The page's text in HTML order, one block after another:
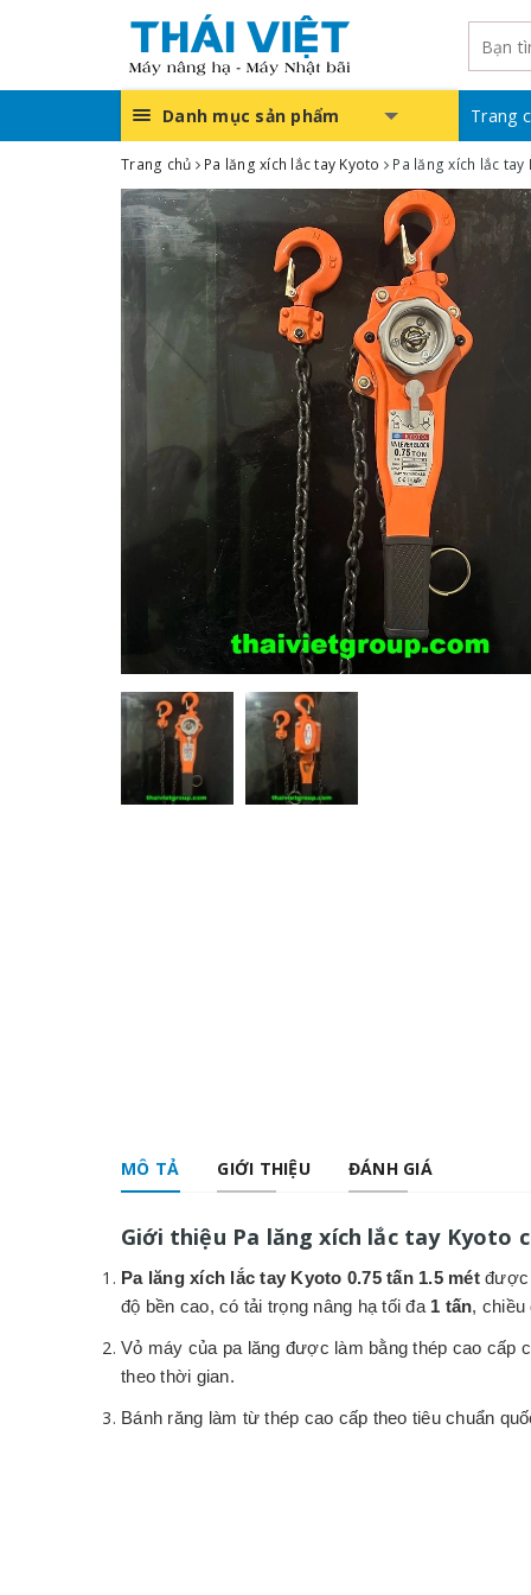
Danh mục sản phẩm Trang
Trang chủ Pa lăng xích lắc tay Kyoto Pa lăng xích lắc tay
MÔ TẢ GIỚI THIỆU ĐÁNH GIÁ
Giới thiệu Pa lăng xích lắc tay Kyoto
Pa lăng xích lắc tay Kyoto 0.75 tấn 1.5 métđược
độ bền cao, có tải trọng nâng hạ tối đa 1 tấn, chiều
Vỏ máy của pa lăng được làm bằng thép cao cấp
theo thời gian.
Bánh răng làm từ thép cao cấp theo tiêu chuẩn